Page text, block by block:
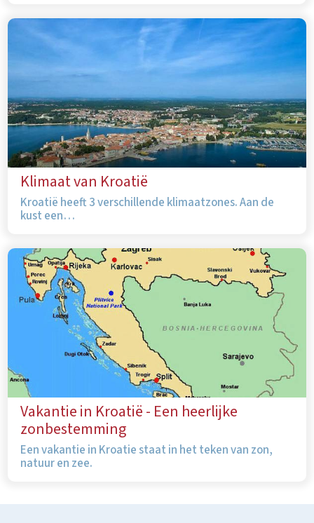
Klimaat van Kroatië
Kroatië heeft 3 verschillende klimaatzones. Aan de
kust een…
Vakantie in Kroatië - Een heerlijke
zonbestemming
Een vakantie in Kroatie staat in het teken van zon,
natuur en zee.